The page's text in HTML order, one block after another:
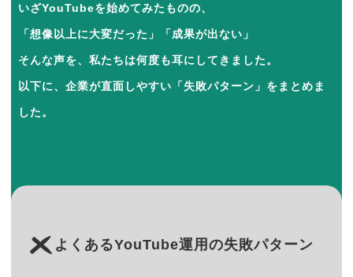
いざYouTubeを始めてみたものの、
「想像以上に大変だった」「成果が出ない」
そんな声を、私たちは何度も耳にしてきました。
以下に、企業が直面しやすい「失敗パターン」をまとめま
した。
よくあるYouTube運用の失敗パターン